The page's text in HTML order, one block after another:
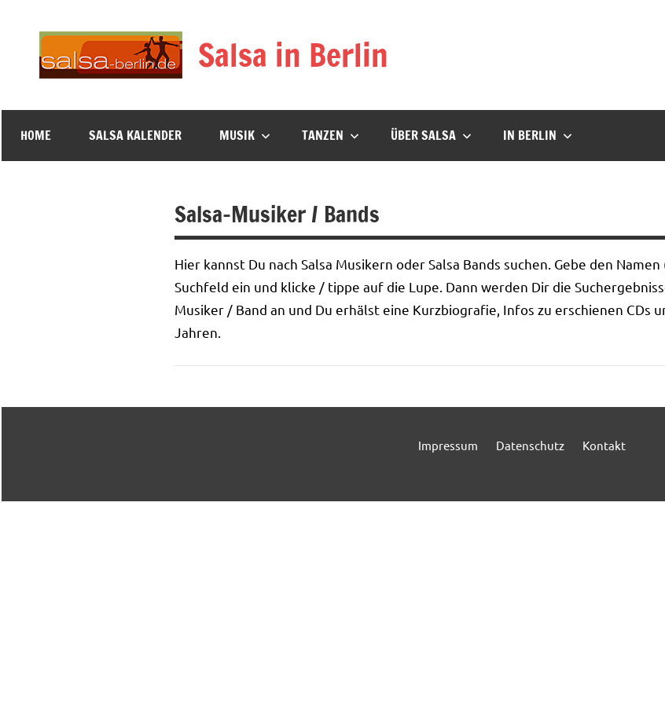
springen
Salsa in Berlin
HOME SALSA KALENDER MUSIK TANZEN ÜBER SALSA IN BERLIN
Salsa-Musiker / Bands
Hier kannst Du nach Salsa Musikern oder Salsa Bands suchen. Gebe den
Suchfeld ein und klicke / tippe auf die Lupe. Dann werden Dir die
Musiker / Band an und Du erhälst eine Kurzbiografie, Infos zu erschienen CDs
Jahren.
Impressum Datenschutz Kontakt